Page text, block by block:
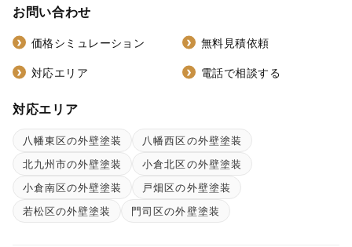
お問い合わせ
価格シミュレーション 無料見積依頼
対応エリア 電話で相談する
対応エリア
八幡東区の外壁塗装
八幡西区の外壁塗装
北九州市の外壁塗装
小倉北区の外壁塗装
小倉南区の外壁塗装
戸畑区の外壁塗装
若松区の外壁塗装
門司区の外壁塗装